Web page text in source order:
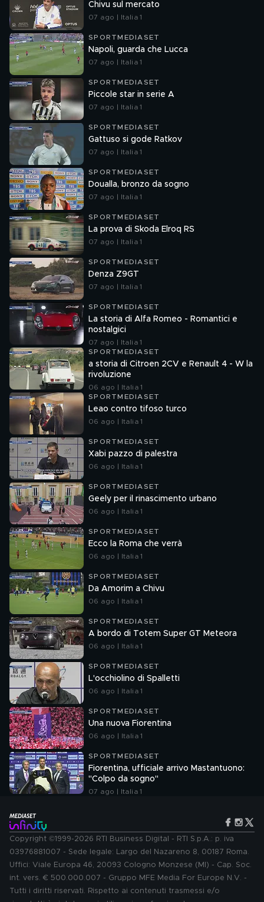
Chivu sul mercato
07 ago | Italia 1
SPORTMEDIASET
Napoli, guarda che Lucca
07 ago | Italia 1
SPORTMEDIASET
Piccole star in serie A
07 ago | Italia 1
SPORTMEDIASET
Gattuso si gode Ratkov
07 ago | Italia 1
SPORTMEDIASET
Doualla, bronzo da sogno
07 ago | Italia 1
SPORTMEDIASET
La prova di Skoda Elroq RS
07 ago | Italia 1
SPORTMEDIASET
Denza Z9GT
07 ago | Italia 1
SPORTMEDIASET
La storia di Alfa Romeo - Romantici e
nostalgici
07 ago | Italia 1
SPORTMEDIASET
a storia di Citroen 2CV e Renault 4 - W la
rivoluzione
06 ago | Italia 1
SPORTMEDIASET
Leao contro tifoso turco
06 ago | Italia 1
SPORTMEDIASET
Xabi pazzo di palestra
06 ago | Italia 1
SPORTMEDIASET
Geely per il rinascimento urbano
06 ago | Italia 1
SPORTMEDIASET
Ecco la Roma che verrà
06 ago | Italia 1
SPORTMEDIASET
Da Amorim a Chivu
06 ago | Italia 1
SPORTMEDIASET
A bordo di Totem Super GT Meteora
06 ago | Italia 1
SPORTMEDIASET
L'occhiolino di Spalletti
06 ago | Italia 1
SPORTMEDIASET
Una nuova Fiorentina
06 ago | Italia 1
SPORTMEDIASET
Fiorentina, ufficiale arrivo Mastantuono:
"Colpo da sogno"
07 ago | Italia 1
Copyright ©1999-2026 RTI Business Digital - RTI S.p.A.: p. iva
03976881007 - Sede legale: Largo del Nazareno 8, 00187 Roma.
Uffici: Viale Europa 46, 20093 Cologno Monzese (MI) - Cap. Soc.
int. vers. € 500.000.007 - Gruppo MFE Media For Europe N.V. -
Tutti i diritti riservati. Rispetto ai contenuti trasmessi e/o